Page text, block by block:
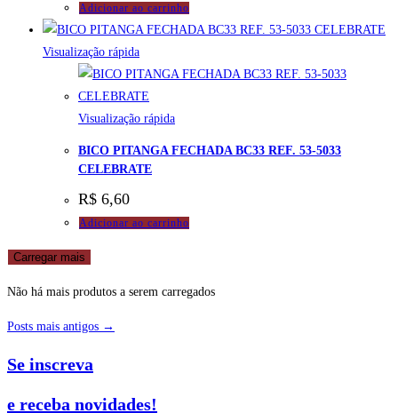
Adicionar ao carrinho
Visualização rápida
Visualização rápida
BICO PITANGA FECHADA BC33 REF. 53-5033
CELEBRATE
R$ 6,60
Adicionar ao carrinho
Carregar mais
Não há mais produtos a serem carregados
Posts mais antigos →
Se inscreva
e receba novidades!